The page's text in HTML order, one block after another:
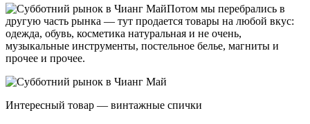
Потом мы перебрались в
другую часть рынка — тут продается товары на любой вкус:
одежда, обувь, косметика натуральная и не очень,
музыкальные инструменты, постельное белье, магниты и
прочее и прочее.
Интересный товар — винтажные спички